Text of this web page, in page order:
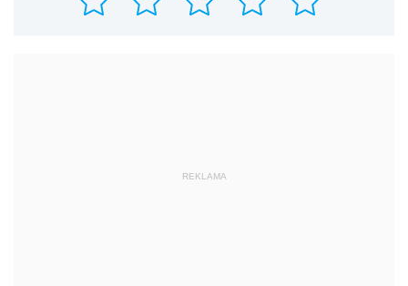
REKLAMA